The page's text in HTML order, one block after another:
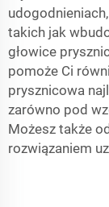
takich jak
głowice
pomoże Ci
prysznicowa
zarówno pod
Możesz także
rozwiązaniem